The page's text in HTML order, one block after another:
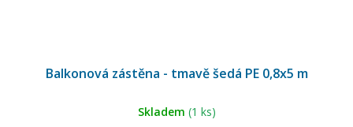
Balkonová zástěna - tmavě šedá PE 0,8x5 m
Skladem (1 ks)